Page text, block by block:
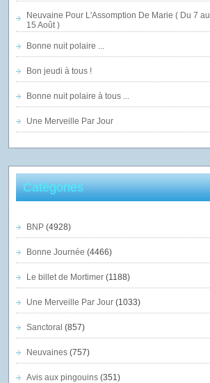
Neuvaine Pour L'Assomption De Marie ( Du 7 au
15 Août )
Bonne nuit polaire ...
Bon jeudi à tous !
Bonne nuit polaire à tous ...
Une Merveille Par Jour
Catégories
BNP(4928)
Bonne Journée (4466)
Le billet de Mortimer(1188)
Une Merveille Par Jour(1033)
Sanctoral (857)
Neuvaines(757)
Avis aux pingouins(351)